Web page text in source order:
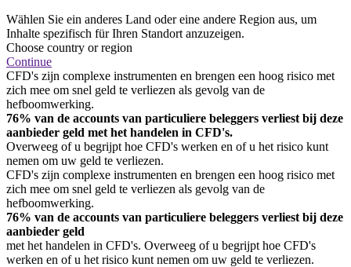
Wählen Sie ein anderes Land oder eine andere Region aus, um
Inhalte spezifisch für Ihren Standort anzuzeigen.
Choose country or region
Continue
CFD's zijn complexe instrumenten en brengen een hoog risico met
zich mee om snel geld te verliezen als gevolg van de
hefboomwerking.
76% van de accounts van particuliere beleggers verliest bij deze
aanbieder geld met het handelen in CFD's.
Overweeg of u begrijpt hoe CFD's werken en of u het risico kunt
nemen om uw geld te verliezen.
CFD's zijn complexe instrumenten en brengen een hoog risico met
zich mee om snel geld te verliezen als gevolg van de
hefboomwerking.
76% van de accounts van particuliere beleggers verliest bij deze
aanbieder geld
met het handelen in CFD's. Overweeg of u begrijpt hoe CFD's
werken en of u het risico kunt nemen om uw geld te verliezen.